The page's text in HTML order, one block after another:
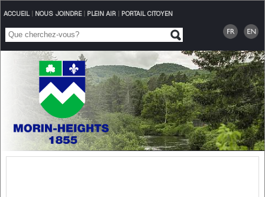
ACCUEIL| NOUS JOINDRE| PLEIN AIR| PORTAIL CITOYEN